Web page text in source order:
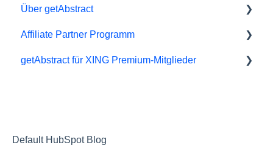
Lernwerkzeuge
getAbstract Einbindung
Teams planen
Über getAbstract
Zusammenfassungen und Redaktion
Kontaktieren Sie uns
Partnerschaften
Affiliate Partner Programm
Verbundene Unternehmen und Auswirkungen
getAbstract für XING Premium-Mitglieder
Default HubSpot Blog